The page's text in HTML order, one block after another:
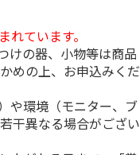
ています。
けの器、小物等は商品
めの上、お申込みくだ
や環境（モニター、ブ
干異なる場合がござい